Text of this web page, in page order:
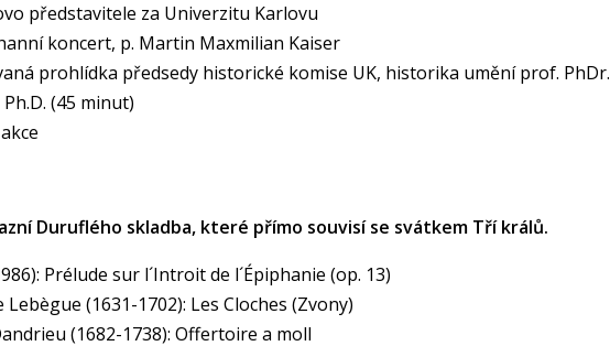
představitele za Univerzitu Karlovu
koncert, p. Martin Maxmilian Kaiser
prohlídka předsedy historické komise UK, historika umění prof. PhDr.
(45 minut)
Duruflého skladba, které přímo souvisí se svátkem Tří králů.
Prélude sur l´Introit de l´Épiphanie (op. 13)
(1631-1702): Les Cloches (Zvony)
(1682-1738): Offertoire a moll